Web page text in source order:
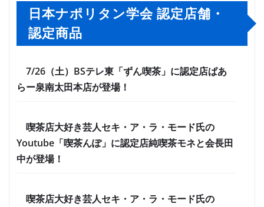
日本ナポリタン学会 認定店舗・
認定商品
7/26（土）BSテレ東「ずん喫茶」に認定店ぱあ
らー泉南太田本店が登場！
喫茶店大好き芸人セキ・ア・ラ・モード氏の
Youtube「喫茶んぽ」に認定店純喫茶モネと会長田
中が登場！
喫茶店大好き芸人セキ・ア・ラ・モード氏の